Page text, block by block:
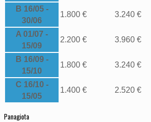
B 16/05 -
30/06
1.800 € 3.240 €
A 01/07 -
15/09
2.200 € 3.960 €
B 16/09 -
15/10
1.800 € 3.240 €
C 16/10 -
15/05
1.400 € 2.520 €
Panagiota